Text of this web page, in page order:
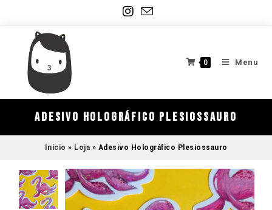
0 Menu
Adesivo Holográfico Plesiossauro
Início » Loja » Adesivo Holográfico Plesiossauro